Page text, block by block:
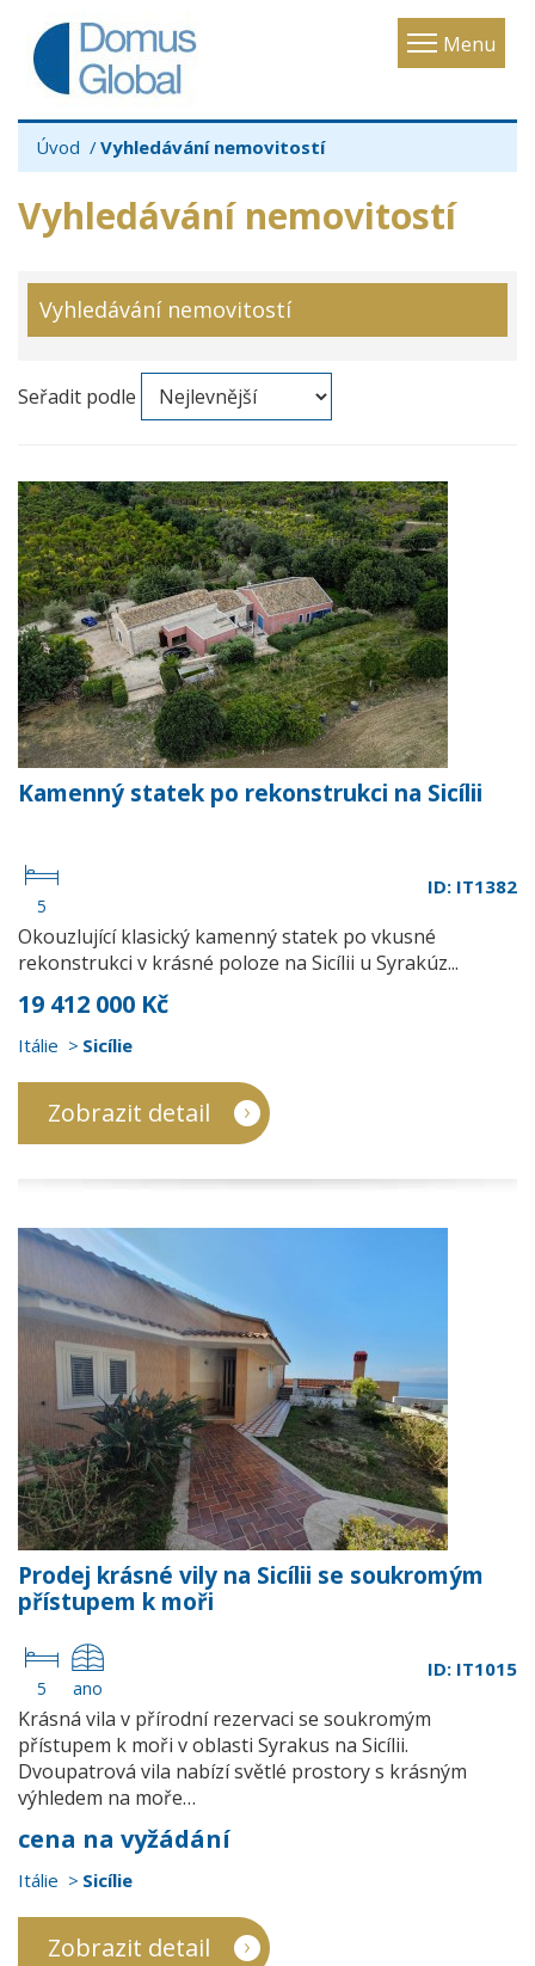
Menu
Toggle
Úvod Vyhledávání nemovitostí
Vyhledávání nemovitostí
Vyhledávání nemovitostí
Seřadit podle
Kamenný statek po rekonstrukci na Sicílii
5
ID: IT1382
Okouzlující klasický kamenný statek po vkusné
rekonstrukci v krásné poloze na Sicílii u Syrakúz...
19 412 000 Kč
Itálie Sicílie
Zobrazit detail
Prodej krásné vily na Sicílii se soukromým
přístupem k moři
5 ano
ID: IT1015
Krásná vila v přírodní rezervaci se soukromým
přístupem k moři v oblasti Syrakus na Sicílii.
Dvoupatrová vila nabízí světlé prostory s krásným
výhledem na moře…
cena na vyžádání
Itálie Sicílie
Zobrazit detail